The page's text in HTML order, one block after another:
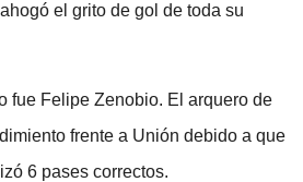
el grito de gol de toda su
fue Felipe Zenobio. El arquero de
frente a Unión debido a que
6 pases correctos.